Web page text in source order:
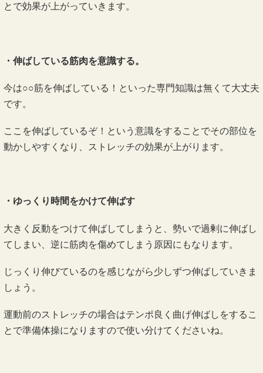
とで効果が上がっていきます。
・伸ばしている筋肉を意識する。
今は○○筋を伸ばしている！といった専門知識は無くて大丈夫
です。
ここを伸ばしているぞ！という意識をすることでその部位を
動かしやすくなり、ストレッチの効果が上がります。
・ゆっくり時間をかけて伸ばす
大きく反動をつけて伸ばしてしまうと、勢いで過剰に伸ばし
てしまい、逆に筋肉を傷めてしまう原因にもなります。
じっくり伸びているのを感じながら少しずつ伸ばしていきま
しょう。
運動前のストレッチの場合はテンポ良く曲げ伸ばしをするこ
とで準備体操になりますので使い分けてくださいね。